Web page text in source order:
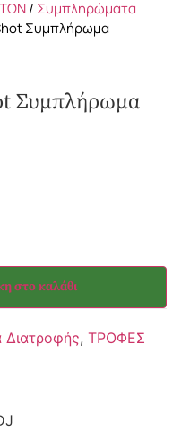
/ Συμπληρώματα
Συμπλήρωμα
Συμπλήρωμα
στο καλάθι
, ΤΡΟΦΕΣ